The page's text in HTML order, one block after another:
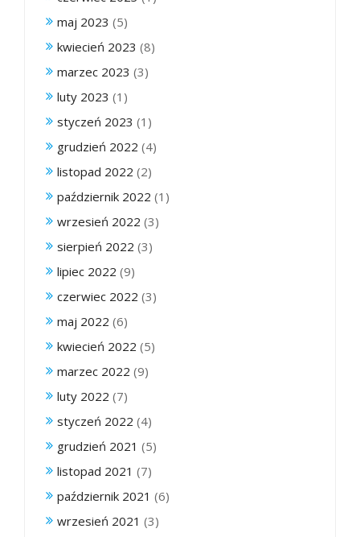
maj 2023 (5)
kwiecień 2023 (8)
marzec 2023 (3)
luty 2023 (1)
styczeń 2023 (1)
grudzień 2022 (4)
listopad 2022 (2)
październik 2022 (1)
wrzesień 2022 (3)
sierpień 2022 (3)
lipiec 2022 (9)
czerwiec 2022 (3)
maj 2022 (6)
kwiecień 2022 (5)
marzec 2022 (9)
luty 2022 (7)
styczeń 2022 (4)
grudzień 2021 (5)
listopad 2021 (7)
październik 2021 (6)
wrzesień 2021 (3)